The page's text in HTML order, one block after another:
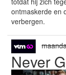
ontmaskerde en
verbergen.
Never